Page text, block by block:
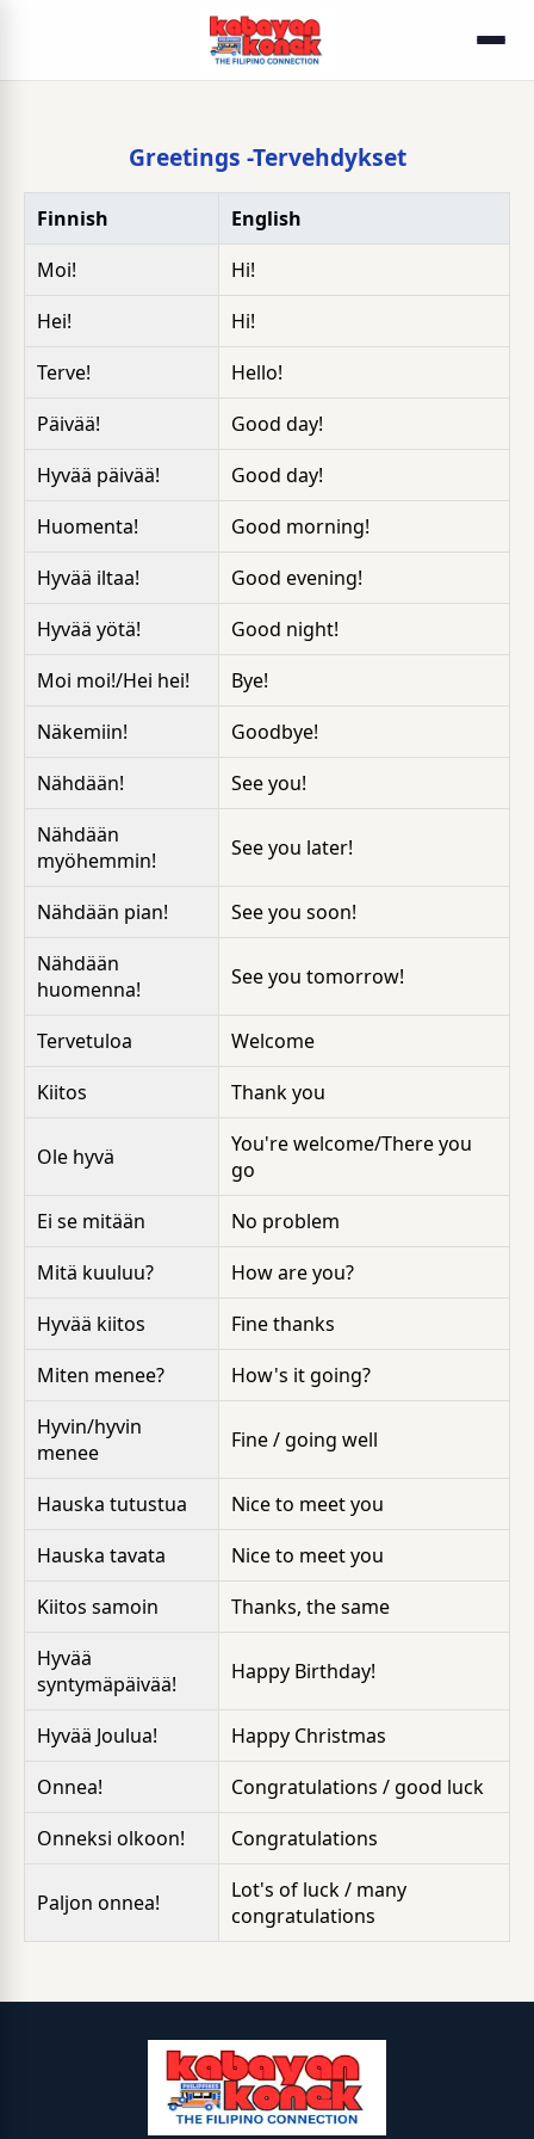
Greetings -Tervehdykset
Finnish
English
Moi!
Hi!
Hei!
Hi!
Terve!
Hello!
Päivää!
Good day!
Hyvää päivää!
Good day!
Huomenta!
Good morning!
Hyvää iltaa!
Good evening!
Hyvää yötä!
Good night!
Moi moi!/Hei hei!
Bye!
Näkemiin!
Goodbye!
Nähdään!
See you!
Nähdään
myöhemmin!
See you later!
Nähdään pian!
See you soon!
Nähdään
huomenna!
See you tomorrow!
Tervetuloa
Welcome
Kiitos
Thank you
Ole hyvä
You're welcome/There you
go
Ei se mitään
No problem
Mitä kuuluu?
How are you?
Hyvää kiitos
Fine thanks
Miten menee?
How's it going?
Hyvin/hyvin
menee
Fine / going well
Hauska tutustua
Nice to meet you
Hauska tavata
Nice to meet you
Kiitos samoin
Thanks, the same
Hyvää
syntymäpäivää!
Happy Birthday!
Hyvää Joulua!
Happy Christmas
Onnea!
Congratulations / good luck
Onneksi olkoon!
Congratulations
Paljon onnea!
Lot's of luck / many
congratulations